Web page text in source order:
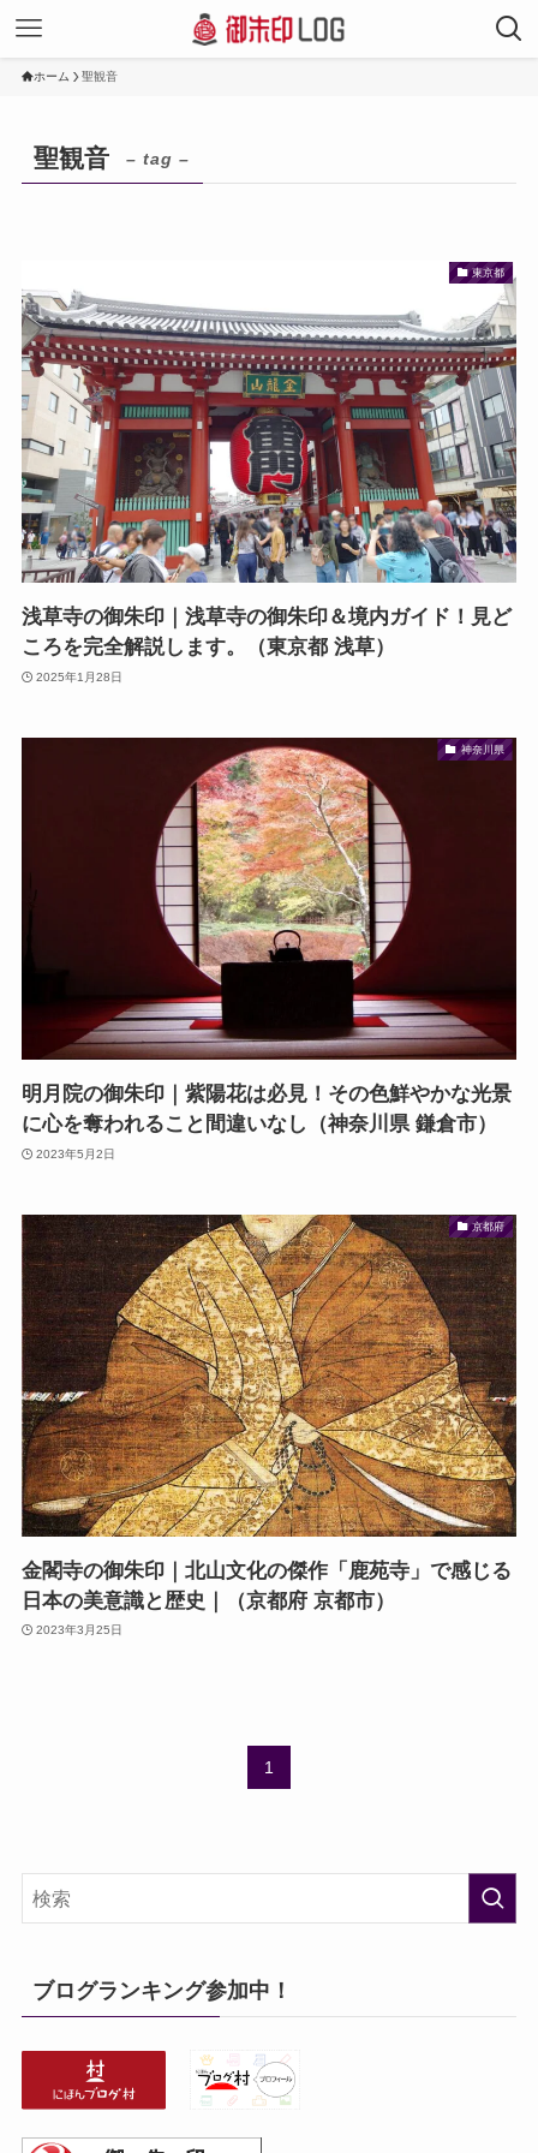
ホーム 聖観音
聖観音 – tag –
東京都
浅草寺の御朱印｜浅草寺の御朱印＆境内ガイド！見ど
ころを完全解説します。（東京都 浅草）
2025年1月28日
神奈川県
明月院の御朱印｜紫陽花は必見！その色鮮やかな光景
に心を奪われること間違いなし（神奈川県 鎌倉市）
2023年5月2日
京都府
金閣寺の御朱印｜北山文化の傑作「鹿苑寺」で感じる
日本の美意識と歴史｜（京都府 京都市）
2023年3月25日
1
ブログランキング参加中！